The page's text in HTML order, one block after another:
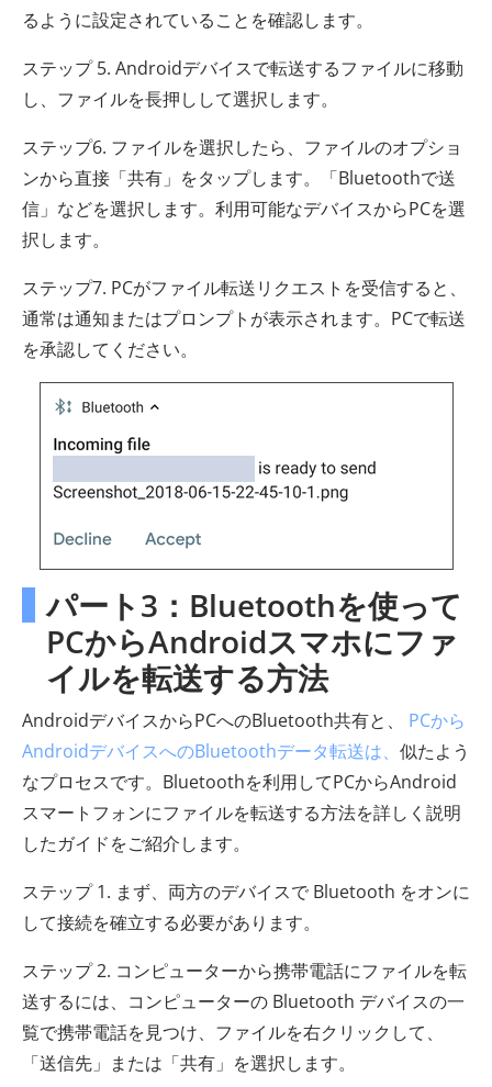
るように設定されていることを確認します。
ステップ 5. Androidデバイスで転送するファイルに移動
し、ファイルを長押しして選択します。
ステップ6. ファイルを選択したら、ファイルのオプショ
ンから直接「共有」をタップします。「Bluetoothで送
信」などを選択します。利用可能なデバイスからPCを選
択します。
ステップ7. PCがファイル転送リクエストを受信すると、
通常は通知またはプロンプトが表示されます。PCで転送
を承認してください。
パート3：Bluetoothを使って
PCからAndroidスマホにファ
イルを転送する方法
AndroidデバイスからPCへのBluetooth共有と、 PCから
AndroidデバイスへのBluetoothデータ転送は、 似たよう
なプロセスです。Bluetoothを利用してPCからAndroid
スマートフォンにファイルを転送する方法を詳しく説明
したガイドをご紹介します。
ステップ 1. まず、両方のデバイスで Bluetooth をオンに
して接続を確立する必要があります。
ステップ 2. コンピューターから携帯電話にファイルを転
送するには、コンピューターの Bluetooth デバイスの一
覧で携帯電話を見つけ、ファイルを右クリックして、
「送信先」または「共有」を選択します。